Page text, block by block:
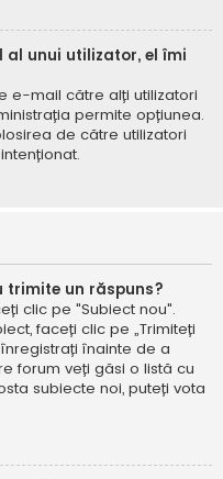
al unui utilizator, el îmi
e-mail către alți utilizatori
permite opțiunea.
de către utilizatori
trimite un răspuns?
clic pe "Subiect nou".
faceți clic pe „Trimiteți
înainte de a
forum veți găsi o listă cu
subiecte noi, puteți vota